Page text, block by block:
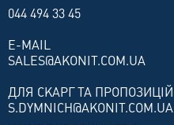
044 494 33 45
E-MAIL
SALES@AKONIT.COM.UA
ДЛЯ СКАРГ ТА ПРОПОЗИЦІЙ
S.DYMNICH@AKONIT.COM.UA